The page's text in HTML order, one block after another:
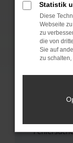
sind.
Veraltete
führen,
Wende
Wenn du
hast,
uns
Statistik
Diese
Webseite
zu
die von
Sie auf
zu